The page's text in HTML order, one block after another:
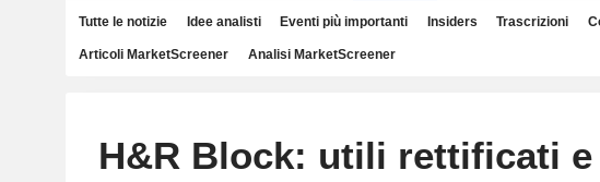
Tutte le notizie Idee analisti Eventi più importanti Insiders Trascrizioni
Articoli MarketScreener Analisi MarketScreener
H&R Block: utili rettificati e